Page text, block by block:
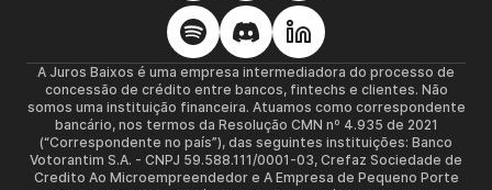
A Juros Baixos é uma empresa intermediadora do processo de
concessão de crédito entre bancos, fintechs e clientes. Não
somos uma instituição financeira. Atuamos como correspondente
bancário, nos termos da Resolução CMN nº 4.935 de 2021
(“Correspondente no país”), das seguintes instituições: Banco
Votorantim S.A. - CNPJ 59.588.111/0001-03, Crefaz Sociedade de
Credito Ao Microempreendedor e A Empresa de Pequeno Porte